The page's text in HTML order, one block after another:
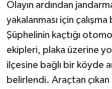
Olayın ardından
yakalanması için çalışma
Şüphelinin kaçtığı
ekipleri, plaka üzerine
ilçesine bağlı bir köyde
belirlendi. Araçtan çıkan